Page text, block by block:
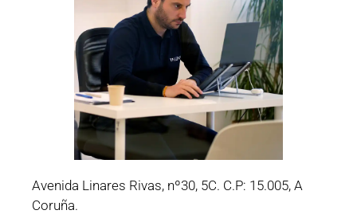
Avenida Linares Rivas, nº30, 5C. C.P: 15.005, A
Coruña.